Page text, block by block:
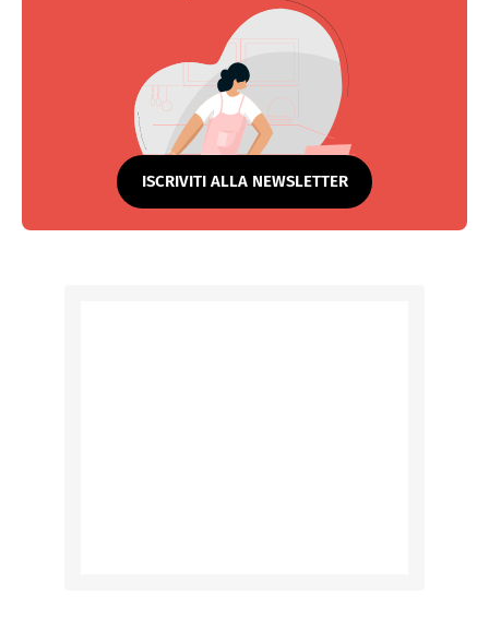
ISCRIVITI ALLA NEWSLETTER